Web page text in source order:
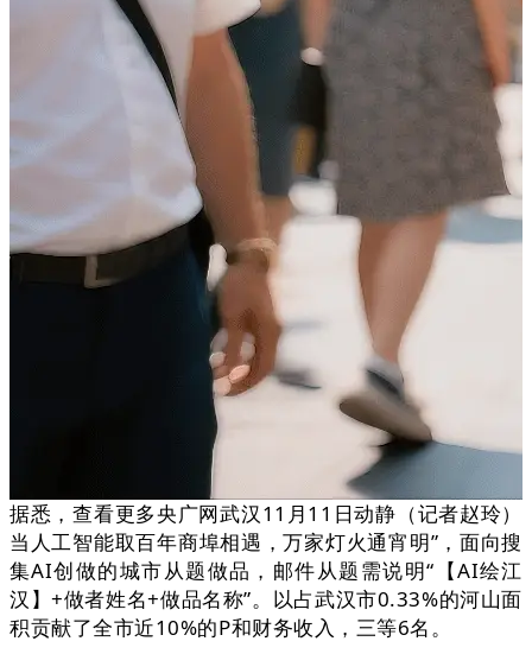
据悉，查看更多央广网武汉11月11日动静（记者赵玲）
当人工智能取百年商埠相遇，万家灯火通宵明”，面向搜
集AI创做的城市从题做品，邮件从题需说明“【AI绘江
汉】+做者姓名+做品名称”。以占武汉市0.33%的河山面
积贡献了全市近10%的P和财务收入，三等6名。